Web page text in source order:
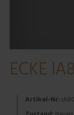
ECKE
Artikel-Nr: